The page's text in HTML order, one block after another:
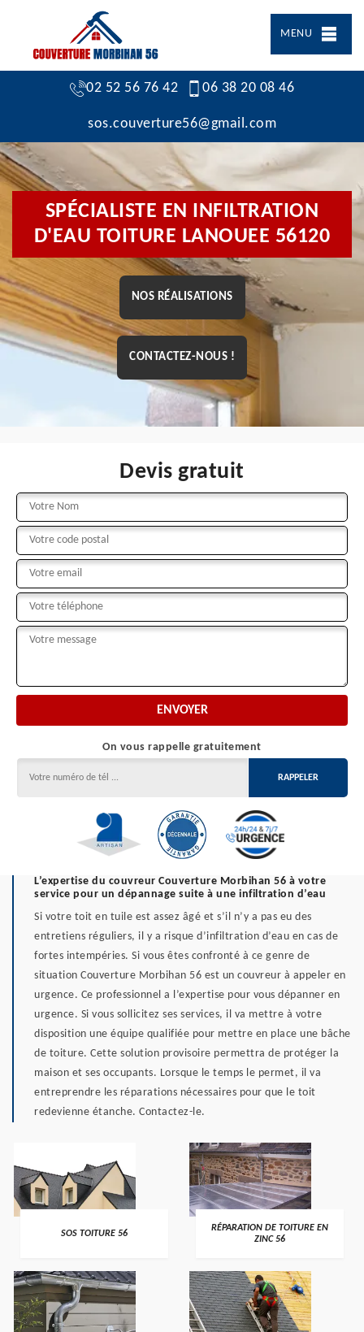
MENU
02 52 56 76 42 06 38 20 08 46
sos.couverture56@gmail.com
SPÉCIALISTE EN INFILTRATION
D'EAU TOITURE LANOUEE 56120
NOS RÉALISATIONS
CONTACTEZ-NOUS !
Devis gratuit
On vous rappelle gratuitement
L’expertise du couvreur Couverture Morbihan 56 à votre
service pour un dépannage suite à une infiltration d’eau
Si votre toit en tuile est assez âgé et s’il n’y a pas eu des
entretiens réguliers, il y a risque d’infiltration d’eau en cas de
fortes intempéries. Si vous êtes confronté à ce genre de
situation Couverture Morbihan 56 est un couvreur à appeler en
urgence. Ce professionnel a l’expertise pour vous dépanner en
urgence. Si vous sollicitez ses services, il va mettre à votre
disposition une équipe qualifiée pour mettre en place une bâche
de toiture. Cette solution provisoire permettra de protéger la
maison et ses occupants. Lorsque le temps le permet, il va
entreprendre les réparations nécessaires pour que le toit
redevienne étanche. Contactez-le.
>
SOS TOITURE 56 >
RÉPARATION DE TOITURE EN
ZINC 56